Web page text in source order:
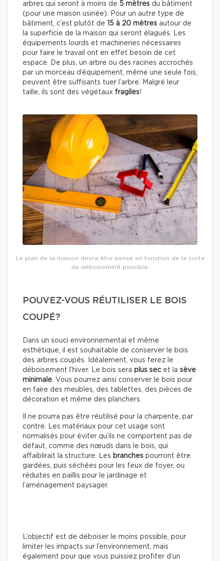
arbres qui seront à moins de 5 mètres du bâtiment
(pour une maison usinée). Pour un autre type de
bâtiment, c’est plutôt de 15 à 20 mètres autour de
la superficie de la maison qui seront élagués. Les
équipements lourds et machineries nécessaires
pour faire le travail ont en effet besoin de cet
espace. De plus, un arbre ou des racines accrochés
par un morceau d’équipement, même une seule fois,
peuvent être suffisants tuer l’arbre. Malgré leur
taille, ils sont des végétaux fragiles!
Le plan de la maison devra être pensé en fonction de la sorte
de déboisement possible.
POUVEZ-VOUS RÉUTILISER LE BOIS
COUPÉ?
Dans un souci environnemental et même
esthétique, il est souhaitable de conserver le bois
des arbres coupés. Idéalement, vous ferez le
déboisement l’hiver. Le bois sera plus sec et la sève
minimale. Vous pourrez ainsi conserver le bois pour
en faire des meubles, des tablettes, des pièces de
décoration et même des planchers.
Il ne pourra pas être réutilisé pour la charpente, par
contre. Les matériaux pour cet usage sont
normalisés pour éviter qu’ils ne comportent pas de
défaut, comme des nœuds dans le bois, qui
affaiblirait la structure. Les branches pourront être
gardées, puis séchées pour les feux de foyer, ou
réduites en paillis pour le jardinage et
l’aménagement paysager.
L’objectif est de déboiser le moins possible, pour
limiter les impacts sur l’environnement, mais
également pour que vous puissiez profiter d’un